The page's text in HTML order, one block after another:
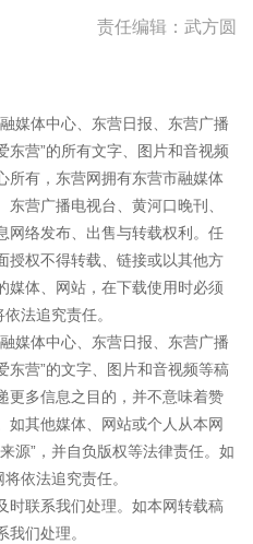
责任编辑：武方圆
媒体中心、东营日报、东营广播
东营”的所有文字、图片和音视频
所有，东营网拥有东营市融媒体
营广播电视台、黄河口晚刊、
网络发布、出售与转载权利。任
授权不得转载、链接或以其他方
媒体、网站，在下载使用时必须
法追究责任。
媒体中心、东营日报、东营广播
东营”的文字、图片和音视频等稿
更多信息之目的，并不意味着赞
如其他媒体、网站或个人从本网
源”，并自负版权等法律责任。如
依法追究责任。
联系我们处理。如本网转载稿
们处理。